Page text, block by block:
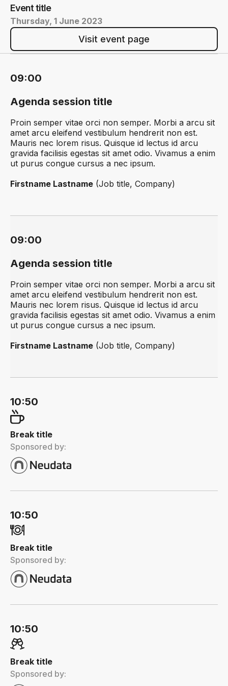
Event title
Thursday, 1 June 2023
Visit event page
09:00
Agenda session title
Proin semper vitae orci non semper. Morbi a arcu sit
amet arcu eleifend vestibulum hendrerit non est.
Mauris nec lorem risus. Quisque id lectus id arcu
gravida facilisis egestas sit amet odio. Vivamus a enim
ut purus congue cursus a nec ipsum.
Firstname Lastname (Job title, Company)
09:00
Agenda session title
Proin semper vitae orci non semper. Morbi a arcu sit
amet arcu eleifend vestibulum hendrerit non est.
Mauris nec lorem risus. Quisque id lectus id arcu
gravida facilisis egestas sit amet odio. Vivamus a enim
ut purus congue cursus a nec ipsum.
Firstname Lastname (Job title, Company)
10:50
Break title
Sponsored by:
10:50
Break title
Sponsored by:
10:50
Break title
Sponsored by: